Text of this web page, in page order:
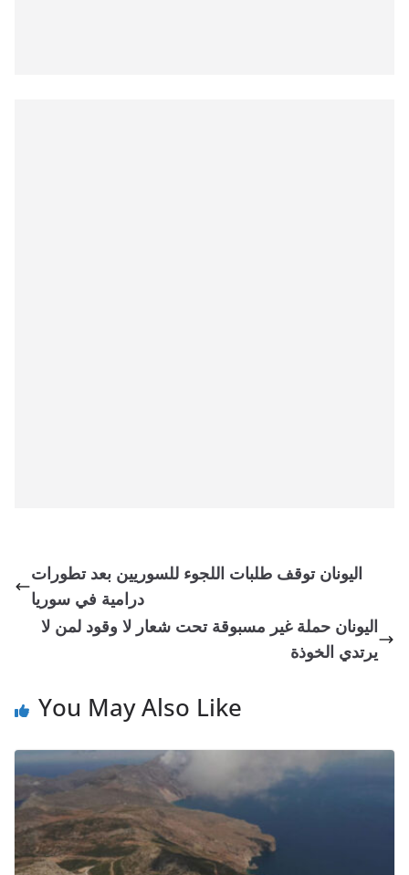
اليونان توقف طلبات اللجوء للسوريين بعد تطورات
درامية في سوريا
اليونان حملة غير مسبوقة تحت شعار لا وقود لمن لا
يرتدي الخوذة
You May Also Like